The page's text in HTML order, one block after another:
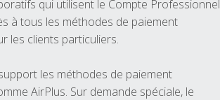
qui utilisent le Compte Professionnel
à tous les méthodes de paiement
les clients particuliers.
les méthodes de paiement
AirPlus. Sur demande spéciale, le